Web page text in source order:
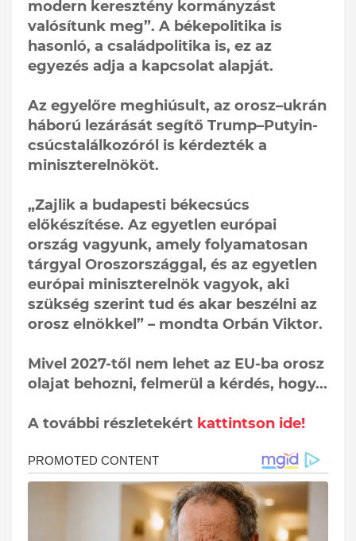
modern keresztény kormányzást
valósítunk meg”. A békepolitika is
hasonló, a családpolitika is, ez az
egyezés adja a kapcsolat alapját.
Az egyelőre meghiúsult, az orosz–ukrán
háború lezárását segítő Trump–Putyin-
csúcstalálkozóról is kérdezték a
miniszterelnököt.
„Zajlik a budapesti békecsúcs
előkészítése. Az egyetlen európai
ország vagyunk, amely folyamatosan
tárgyal Oroszországgal, és az egyetlen
európai miniszterelnök vagyok, aki
szükség szerint tud és akar beszélni az
orosz elnökkel” – mondta Orbán Viktor.
Mivel 2027-től nem lehet az EU-ba orosz
olajat behozni, felmerül a kérdés, hogy...
A további részletekért kattintson ide!